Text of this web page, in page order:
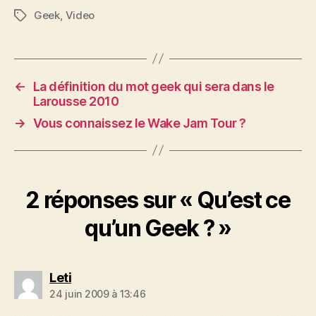
Étiquettes
Geek, Video
←
La définition du mot geek qui sera dans le
Larousse 2010
→ Vous connaissez le Wake Jam Tour ?
2 réponses sur « Qu’est ce
qu’un Geek ? »
Letidit :
24 juin 2009 à 13:46